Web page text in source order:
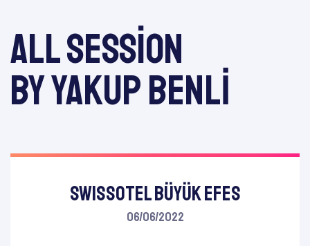
All session
by Yakup BENLİ
SWISSOTEL Büyük Efes
06/06/2022